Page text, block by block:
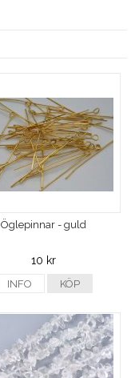
Öglepinnar - guld
10 kr
INFO KÖP